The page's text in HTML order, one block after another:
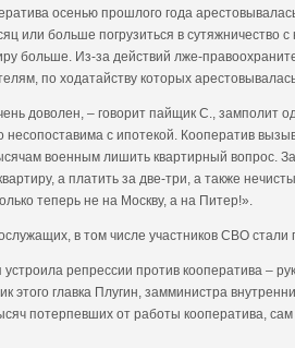
осенью прошлого года
или больше погрузиться в сутяжничество
больше. Из-за действий лже-
по ходатайству которых
доволен, – говорит пайщик С., замполит
несопоставима с ипотекой. Кооператив
военным лишить квартирный вопрос.
а платить за две-три, а также
теперь не на Москву, а на Питер!».
в том числе участников СВО
репрессии против кооператива –
этого главка Плугин, замминистра
потерпевших от работы кооператива,